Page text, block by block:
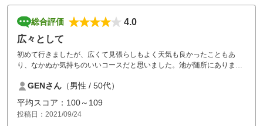
総合評価
4.0
広々として
初めて行きましたが、広くて見張らしもよく天気も良かったこともあ
り、なかぬか気持ちのいいコースだと思いました。池が随所にあります
められ楽しめました。ティーイングエリアの周りにも木が無くて日差し
を遮るものが無いのがちょっと残念。なんせ、暑かったので。コースは
綺麗、食事も接客も良かった。また行こうと思います。
GENさん （男性 / 50代）
平均スコア：100～109
投稿日：2021/09/24